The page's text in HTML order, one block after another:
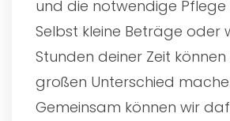
und die notwendige Pflege
Selbst kleine Beträge oder
Stunden deiner Zeit können
großen Unterschied
Gemeinsam können wir